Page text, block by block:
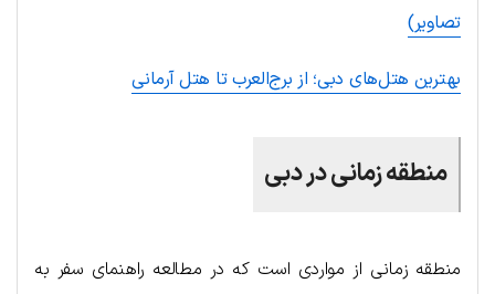
تصاویر)
بهترین هتل‌های دبی؛ از برج‌العرب تا هتل آرمانی
منطقه زمانی در دبی
منطقه زمانی از مواردی است که در مطالعه راهنمای سفر به